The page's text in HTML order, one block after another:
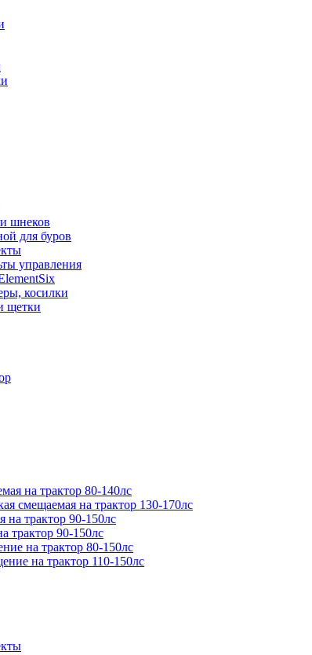
шнеков
для буров
управления
косилки
щетки
на трактор 80-140лс
смещаемая на трактор 130-170лс
на трактор 90-150лс
трактор 90-150лс
на трактор 80-150лс
на трактор 110-150лс